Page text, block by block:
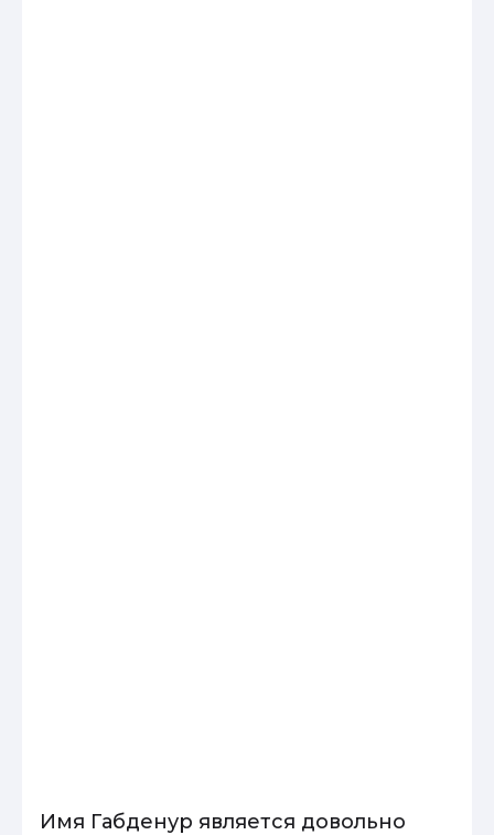
Имя Габденур является довольно